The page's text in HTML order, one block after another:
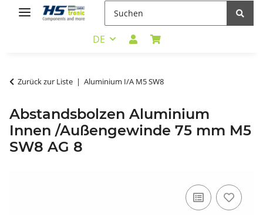
DE
Zurück zur Liste Aluminium I/A M5 SW8
Abstandsbolzen Aluminium
Innen /Außengewinde 75 mm M5
SW8 AG 8